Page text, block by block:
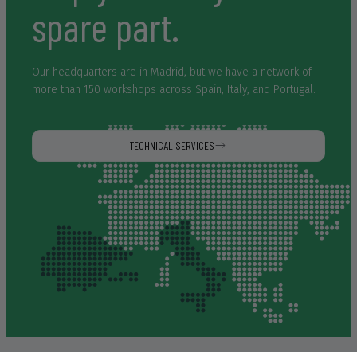
spare part.
Our headquarters are in Madrid, but we have a network of
more than 150 workshops across Spain, Italy, and Portugal.
TECHNICAL SERVICES